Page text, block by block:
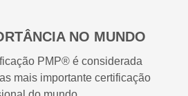
NO MUNDO
PMP® é considerada
mais importante certificação